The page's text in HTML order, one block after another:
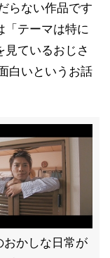
らない作品です
「テーマは特に
見ているおじさ
白いというお話
おかしな日常が